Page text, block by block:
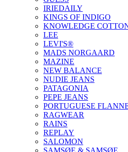
IRIEDAILY
KINGS OF INDIGO
KNOWLEDGE
LEE
LEVI'S®
MADS NORGAARD
MAZINE
NEW BALANCE
NUDIE JEANS
PATAGONIA
PEPE JEANS
PORTUGUESE
RAGWEAR
RAINS
REPLAY
SALOMON
SAMSØE & SAMSØE